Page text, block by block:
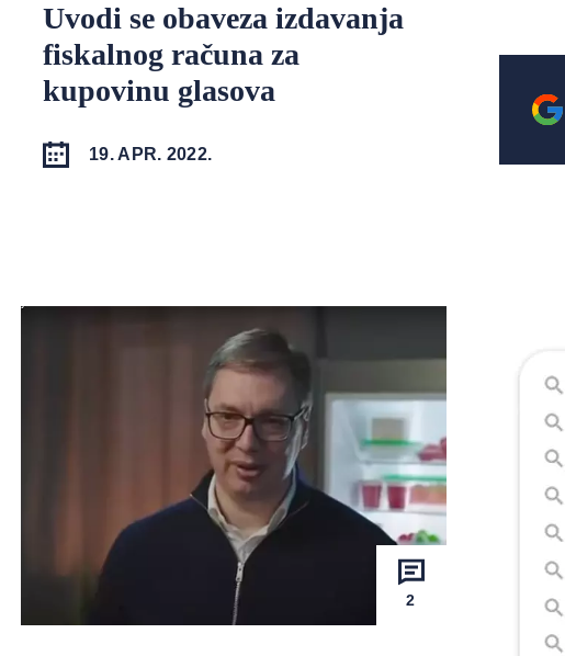
Uvodi se obaveza izdavanja
fiskalnog računa za
kupovinu glasova
19. APR. 2022.
2